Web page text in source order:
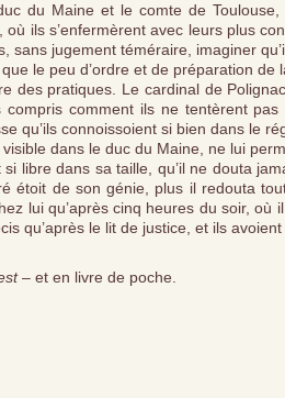
du Maine et le comte de
où ils s’enfermèrent avec leurs plus
sans jugement téméraire, imaginer
le peu d’ordre et de préparation
des pratiques. Le cardinal de
compris comment ils ne tentèrent
qu’ils connoissoient si bien dans le
dans le duc du Maine, ne lui
si libre dans sa taille, qu’il ne douta
étoit de son génie, plus il redouta
lui qu’après cinq heures du soir, où
qu’après le lit de justice, et ils
– et en livre de poche.